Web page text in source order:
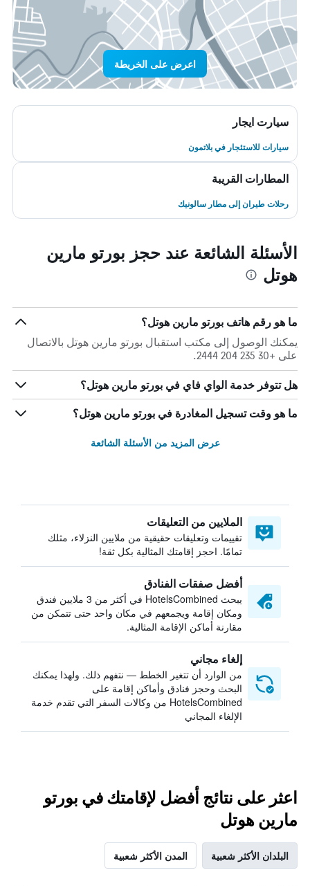
اعرض على الخريطة
سيارت ايجار
سيارات للاستئجار في بلاتمون
المطارات القريبة
رحلات طيران إلى مطار سالونيك
الأسئلة الشائعة عند حجز بورتو مارين
هوتل
ما هو رقم هاتف بورتو مارين هوتل؟
يمكنك الوصول إلى مكتب استقبال بورتو مارين هوتل بالاتصال
على +30 235 204 2444.
هل تتوفر خدمة الواي فاي في بورتو مارين هوتل؟
ما هو وقت تسجيل المغادرة في بورتو مارين هوتل؟
عرض المزيد من الأسئلة الشائعة
الملايين من التعليقات
تقييمات وتعليقات حقيقية من ملايين النزلاء، مثلك
تمامًا. احجز إقامتك المثالية بكل ثقة!
أفضل صفقات الفنادق
يبحث HotelsCombined في أكثر من 3 ملايين فندق
ومكان إقامة ويجمعهم في مكان واحد حتى تتمكن من
مقارنة أماكن الإقامة المثالية.
إلغاء مجاني
من الوارد أن تتغير الخطط — نتفهم ذلك. ولهذا يمكنك
البحث وحجز فنادق وأماكن إقامة على
HotelsCombined من وكالات السفر التي تقدم خدمة
الإلغاء المجاني
اعثر على نتائج أفضل لإقامتك في بورتو
مارين هوتل
البلدان الأكثر شعبية المدن الأكثر شعبية